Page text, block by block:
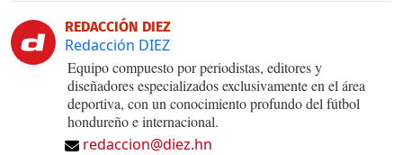
REDACCIÓN DIEZ
Redacción DIEZ
Equipo compuesto por periodistas, editores y
diseñadores especializados exclusivamente en el área
deportiva, con un conocimiento profundo del fútbol
hondureño e internacional.
redaccion@diez.hn